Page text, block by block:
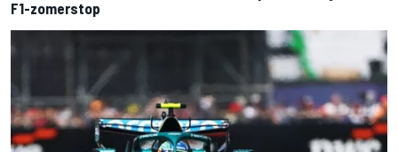
F1-zomerstop